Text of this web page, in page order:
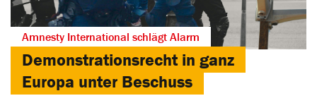
Amnesty International schlägt Alarm
Demonstrationsrecht in ganz
Europa unter Beschuss